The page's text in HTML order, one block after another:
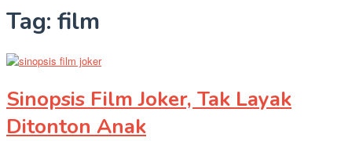
Tag: film
Sinopsis Film Joker, Tak Layak
Ditonton Anak